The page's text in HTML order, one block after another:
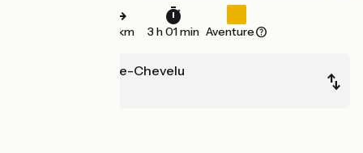
45 km 3 h 01 min Aventure
Saint-Jean-de-Chevelu